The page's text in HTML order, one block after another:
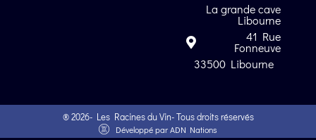
La grande cave
Libourne
41 Rue
Fonneuve
33500 Libourne
® 2026- Les Racines du Vin- Tous droits réservés
Développé parADN Nations